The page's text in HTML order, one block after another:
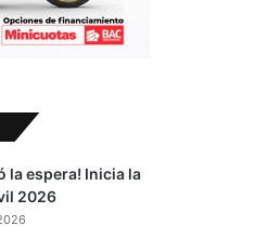
la espera! Inicia la
2026